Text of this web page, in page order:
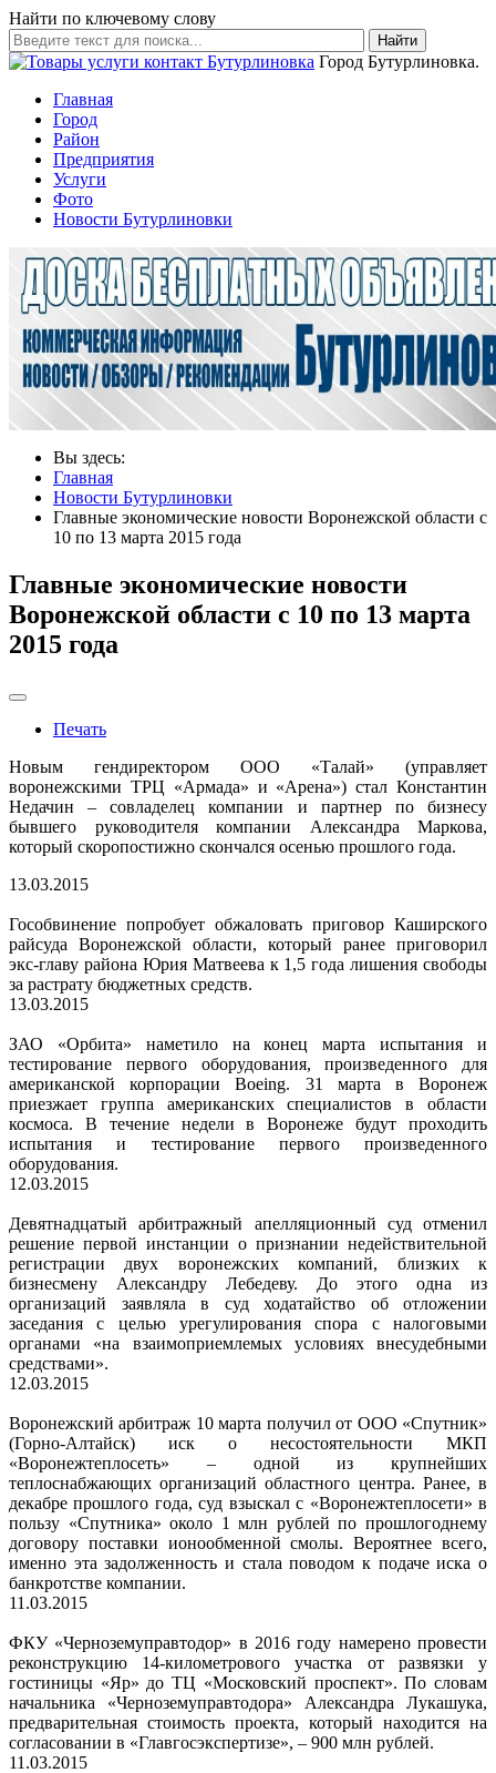
Найти по ключевому слову
Найти
Город Бутурлиновка.
Главная
Город
Район
Предприятия
Услуги
Фото
Новости Бутурлиновки
Вы здесь:
Главная
Новости Бутурлиновки
Главные экономические новости Воронежской области с
10 по 13 марта 2015 года
Главные экономические новости
Воронежской области с 10 по 13 марта
2015 года
Печать
Новым гендиректором ООО «Талай» (управляет
воронежскими ТРЦ «Армада» и «Арена») стал Константин
Недачин – совладелец компании и партнер по бизнесу
бывшего руководителя компании Александра Маркова,
который скоропостижно скончался осенью прошлого года.
13.03.2015
Гособвинение попробует обжаловать приговор Каширского
райсуда Воронежской области, который ранее приговорил
экс-главу района Юрия Матвеева к 1,5 года лишения свободы
за растрату бюджетных средств.
13.03.2015
ЗАО «Орбита» наметило на конец марта испытания и
тестирование первого оборудования, произведенного для
американской корпорации Boeing. 31 марта в Воронеж
приезжает группа американских специалистов в области
космоса. В течение недели в Воронеже будут проходить
испытания и тестирование первого произведенного
оборудования.
12.03.2015
Девятнадцатый арбитражный апелляционный суд отменил
решение первой инстанции о признании недействительной
регистрации двух воронежских компаний, близких к
бизнесмену Александру Лебедеву. До этого одна из
организаций заявляла в суд ходатайство об отложении
заседания с целью урегулирования спора с налоговыми
органами «на взаимоприемлемых условиях внесудебными
средствами».
12.03.2015
Воронежский арбитраж 10 марта получил от ООО «Спутник»
(Горно-Алтайск) иск о несостоятельности МКП
«Воронежтеплосеть» – одной из крупнейших
теплоснабжающих организаций областного центра. Ранее, в
декабре прошлого года, суд взыскал с «Воронежтеплосети» в
пользу «Спутника» около 1 млн рублей по прошлогоднему
договору поставки ионообменной смолы. Вероятнее всего,
именно эта задолженность и стала поводом к подаче иска о
банкротстве компании.
11.03.2015
ФКУ «Черноземуправтодор» в 2016 году намерено провести
реконструкцию 14-километрового участка от развязки у
гостиницы «Яр» до ТЦ «Московский проспект». По словам
начальника «Черноземуправтодора» Александра Лукашука,
предварительная стоимость проекта, который находится на
согласовании в «Главгосэкспертизе», – 900 млн рублей.
11.03.2015